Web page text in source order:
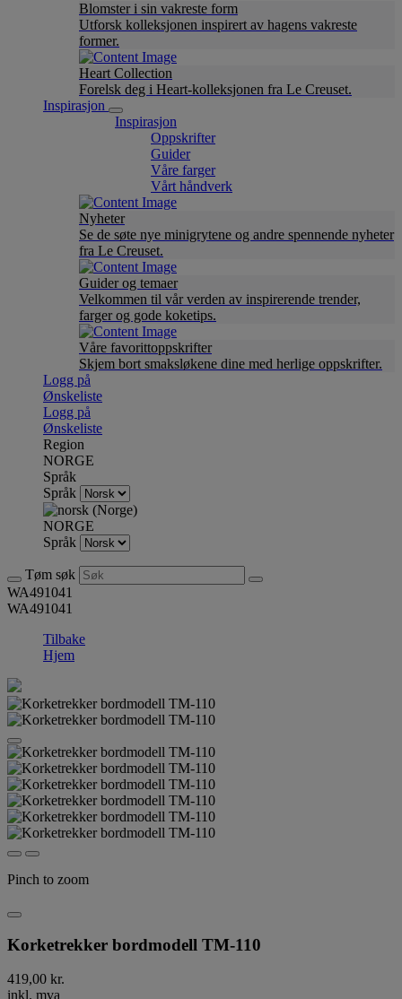
Blomster i sin vakreste form
Utforsk kolleksjonen inspirert av hagens vakreste
former.
Heart Collection
Forelsk deg i Heart-kolleksjonen fra Le Creuset.
Inspirasjon
Inspirasjon
Oppskrifter
Guider
Våre farger
Vårt håndverk
Nyheter
Se de søte nye minigrytene og andre spennende nyheter
fra Le Creuset.
Guider og temaer
Velkommen til vår verden av inspirerende trender,
farger og gode koketips.
Våre favorittoppskrifter
Skjem bort smaksløkene dine med herlige oppskrifter.
Logg på
Ønskeliste
Logg på
Ønskeliste
Region
NORGE
Språk
Språk
NORGE
Språk
Tøm søk
WA491041
WA491041
Tilbake
Hjem
Pinch to zoom
Korketrekker bordmodell TM-110
419,00 kr.
inkl. mva